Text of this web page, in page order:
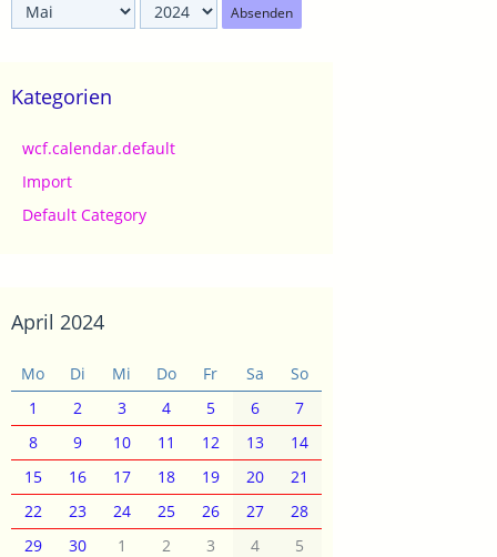
Absenden
Kategorien
wcf.calendar.default
Import
Default Category
April 2024
Mo Di Mi Do Fr Sa
So
1
2 3 4 5 6
7
8
9 10 11 12 13
14
15
16 17 18 19 20
21
22
23 24 25 26 27
28
29
30 1 2 3 4 5